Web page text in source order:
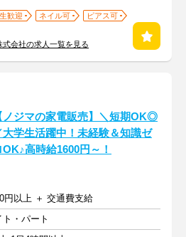
歓迎 ネイル可
ピアス可
会社の求人一覧を見る
ノジマの家電販売】＼短期OK◎
大学生活躍中！未経験＆知識ゼ
OK♪高時給1600円～！
円以上 ＋ 交通費支給
・パート